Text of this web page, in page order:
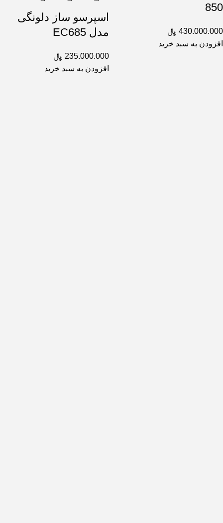
850
430.000.000 ﷼
افزودن به سبد خرید
اسپرسو ساز دلونگی
مدل EC685
235.000.000 ﷼
افزودن به سبد خرید